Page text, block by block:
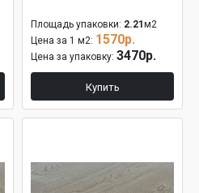
Площадь упаковки: 2.21 м2
Цена за 1 м2: 1570р.
Цена за упаковку: 3470р.
Купить